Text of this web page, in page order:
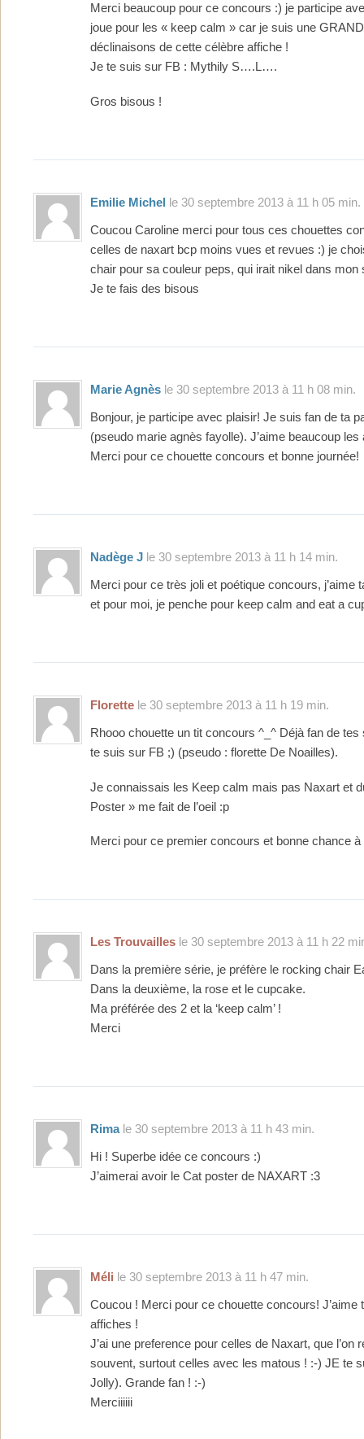
Merci beaucoup pour ce concours :) je participe
joue pour les « keep calm » car je suis une
déclinaisons de cette célèbre affiche !
Je te suis sur FB : Mythily S….L….
Gros bisous !
Emilie Michel le 30 septembre 2013 à 11 h 05 min.
Coucou Caroline merci pour tous ces chouettes
celles de naxart bcp moins vues et revues :) je
chair pour sa couleur peps, qui irait nikel dans mon
Je te fais des bisous
Marie Agnès le 30 septembre 2013 à 11 h 08 min.
Bonjour, je participe avec plaisir! Je suis fan de ta
(pseudo marie agnès fayolle). J’aime beaucoup
Merci pour ce chouette concours et bonne journée!
Nadège J le 30 septembre 2013 à 11 h 14 min.
Merci pour ce très joli et poétique concours, j’aime
et pour moi, je penche pour keep calm and eat a
Florette le 30 septembre 2013 à 11 h 19 min.
Rhooo chouette un tit concours ^_^ Déjà fan de
te suis sur FB ;) (pseudo : florette De Noailles).
Je connaissais les Keep calm mais pas Naxart et
Poster » me fait de l’oeil :p
Merci pour ce premier concours et bonne chance à
Les Trouvailles le 30 septembre 2013 à 11 h 22
Dans la première série, je préfère le rocking chair
Dans la deuxième, la rose et le cupcake.
Ma préférée des 2 et la ‘keep calm’ !
Merci
Rimale 30 septembre 2013 à 11 h 43 min.
Hi ! Superbe idée ce concours :)
J’aimerai avoir le Cat poster de NAXART :3
Méli le 30 septembre 2013 à 11 h 47 min.
Coucou ! Merci pour ce chouette concours! J’aime
affiches !
J’ai une preference pour celles de Naxart, que l’on
souvent, surtout celles avec les matous ! :-) JE te
Jolly). Grande fan ! :-)
Merciiiiii